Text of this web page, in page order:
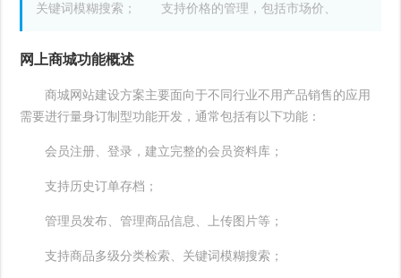
关键词模糊搜索； 支持价格的管理，包括市场价、
网上商城功能概述
商城网站建设方案主要面向于不同行业不用产品销售的应用
需要进行量身订制型功能开发，通常包括有以下功能：
会员注册、登录，建立完整的会员资料库；
支持历史订单存档；
管理员发布、管理商品信息、上传图片等；
支持商品多级分类检索、关键词模糊搜索；